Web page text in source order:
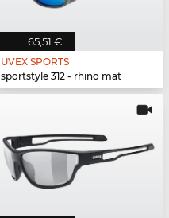
65,51 €
UVEX SPORTS
sportstyle 312 - rhino mat